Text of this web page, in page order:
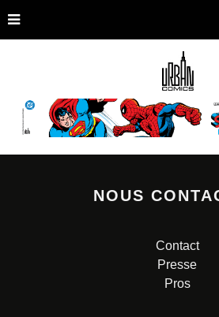
NOUS
Contact
Presse
Pros